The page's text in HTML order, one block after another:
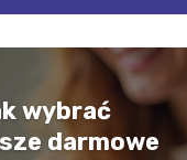
wybrać
darmowe